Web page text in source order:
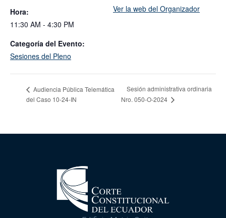
Hora:
11:30 AM - 4:30 PM
Categoría del Evento:
Sesiones del Pleno
Ver la web del Organizador
Audiencia Pública Telemática
del Caso 10-24-IN
Sesión administrativa ordinaria
Nro. 050-O-2024